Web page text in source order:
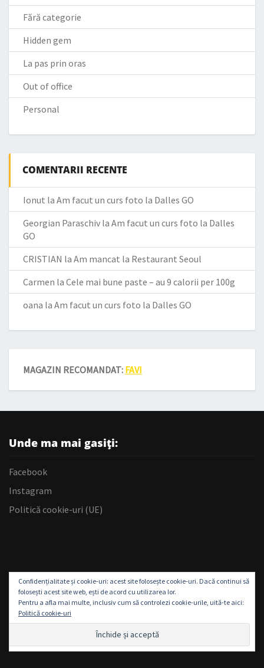
Fără categorie
Hidden gem
La pas prin oras
Out of office
Personal
COMENTARII RECENTE
Ionut la Am facut un curs foto la Dalles GO
Georgian Paraschiv la Am facut un curs foto la Dalles
GO
CRISTIAN la Am mancat la Restaurant Seoul
Carmen la Cele mai bune paste – au 9 calorii per 100g
oana la Am facut un curs foto la Dalles GO
MAGAZIN RECOMANDAT: FAVI
Unde ma mai gasiți:
Facebook
Instagram
Politică cookie-uri (UE)
Confidențialitate și cookie-uri: acest site folosește cookie-uri. Dacă continui să
folosești acest site web, ești de acord cu utilizarea lor.
Pentru a afla mai multe, inclusiv cum să controlezi cookie-urile, uită-te aici:
Politică cookie-uri